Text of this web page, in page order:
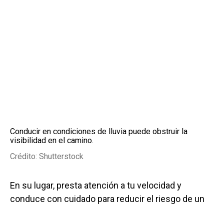
Conducir en condiciones de lluvia puede obstruir la
visibilidad en el camino.
Crédito: Shutterstock
En su lugar, presta atención a tu velocidad y
conduce con cuidado para reducir el riesgo de un